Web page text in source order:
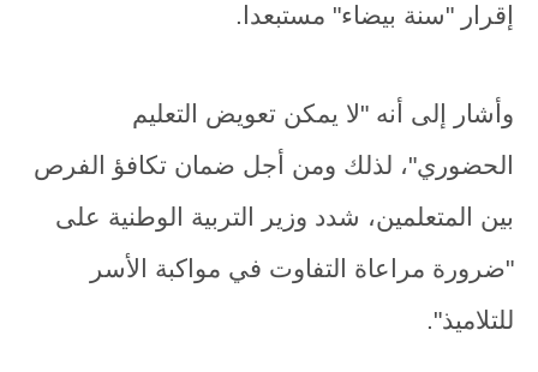
إقرار "سنة بيضاء" مستبعدا.
وأشار إلى أنه "لا يمكن تعويض التعليم
الحضوري"، لذلك ومن أجل ضمان تكافؤ الفرص
بين المتعلمين، شدد وزير التربية الوطنية على
"ضرورة مراعاة التفاوت في مواكبة الأسر
للتلاميذ".